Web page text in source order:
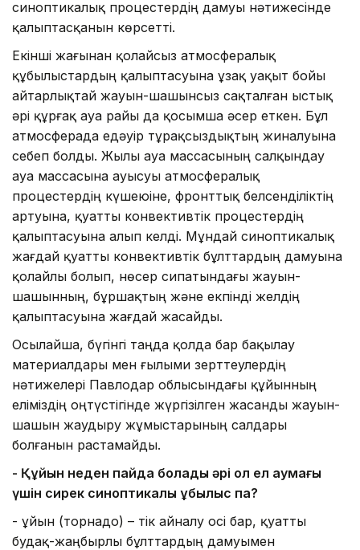
синоптикалық процестердің дамуы нәтижесінде
қалыптасқанын көрсетті.
Екінші жағынан қолайсыз атмосфералық
құбылыстардың қалыптасуына ұзақ уақыт бойы
айтарлықтай жауын-шашынсыз сақталған ыстық
әрі құрғақ ауа райы да қосымша әсер еткен. Бұл
атмосферада едәуір тұрақсыздықтың жиналуына
себеп болды. Жылы ауа массасының салқындау
ауа массасына ауысуы атмосфералық
процестердің күшеюіне, фронттық белсенділіктің
артуына, қуатты конвективтік процестердің
қалыптасуына алып келді. Мұндай синоптикалық
жағдай қуатты конвективтік бұлттардың дамуына
қолайлы болып, нөсер сипатындағы жауын-
шашынның, бұршақтың және екпінді желдің
қалыптасуына жағдай жасайды.
Осылайша, бүгінгі таңда қолда бар бақылау
материалдары мен ғылыми зерттеулердің
нәтижелері Павлодар облысындағы құйынның
еліміздің оңтүстігінде жүргізілген жасанды жауын-
шашын жаудыру жұмыстарының салдары
болғанын растамайды.
- Құйын неден пайда болады әрі ол ел аумағы
үшін сирек синоптикалық құбылыс па?
- Құйын (торнадо) – тік айналу осі бар, қуатты
будақ-жаңбырлы бұлттардың дамуымен